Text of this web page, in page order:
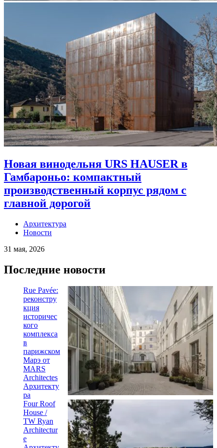
Новая винодельня URS HAUSER в
Гамбароньо: компактный
производственный корпус рядом с
главной дорогой
Архитектура
Новости
31 мая, 2026
Последние новости
Rue Pavée:
реконстру
кция
историчес
кого
комплекса
в
парижском
Марэ от
MARS
Architectes
Архитекту
ра
Four Roof
House /
TW Ryan
Architectur
e